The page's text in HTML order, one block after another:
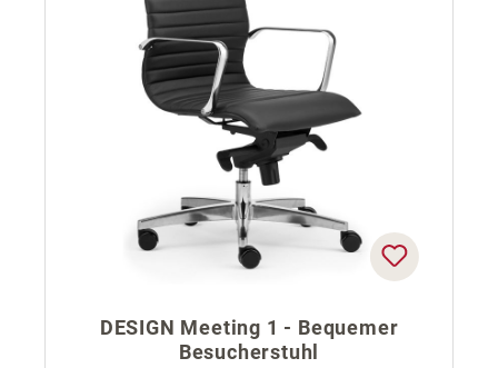
DESIGN Meeting 1 - Bequemer
Besucherstuhl